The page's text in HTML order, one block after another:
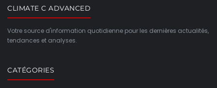
CLIMATE C ADVANCED
Votre source d'information quotidienne pour les dernières actualités,
tendances et analyses.
CATÉGORIES